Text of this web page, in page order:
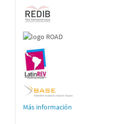
Más información